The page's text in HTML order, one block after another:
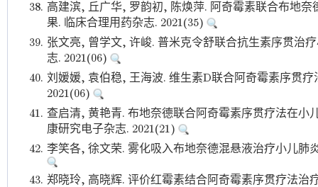
38. 高建滨, 丘广华, 罗韵初, 陈焕萍. 阿奇霉素联合布地
果. 临床合理用药杂志. 2021(35)
39. 张文亮, 曾学文, 许峻. 普米克令舒联合抗生素序贯治
志. 2021(06)
40. 刘媛媛, 袁伯稳, 王海波. 维生素D联合阿奇霉素序贯
2021(06)
41. 查启清, 黄艳青. 布地奈德联合阿奇霉素序贯疗法在小
康研究电子杂志. 2021(21)
42. 李笑各, 徐文荣. 雾化吸入布地奈德混悬液治疗小儿肺
43. 郑晓玲, 高晓辉. 评价红霉素结合阿奇霉素序贯疗法治